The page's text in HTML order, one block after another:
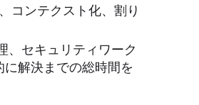
コンテクスト化、割り
、セキュリティワーク
解決までの総時間を